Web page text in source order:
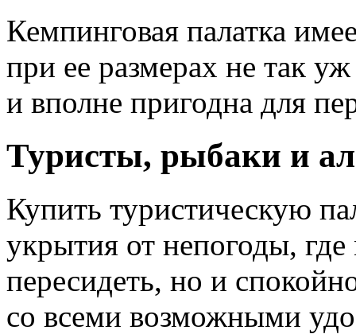
Кемпинговая палатка
при ее размерах не так
и вполне пригодна для
Туристы, рыбаки и
Купить туристическую
укрытия от непогоды,
пересидеть, но и
со всеми возможными